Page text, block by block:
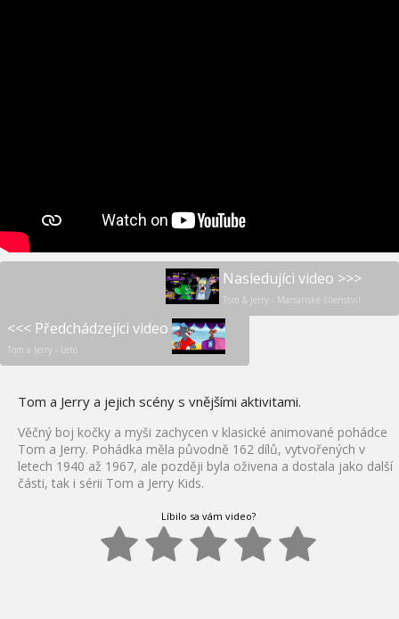
Nasledujíci video >>>
Tom & Jerry - Marťanské šílenství!
<<< Předchádzejíci video
Tom a Jerry - Leto
Tom a Jerry a jejich scény s vnějšími aktivitami.
Věčný boj kočky a myši zachycen v klasické animované pohádce
Tom a Jerry. Pohádka měla původně 162 dílů, vytvořených v
letech 1940 až 1967, ale později byla oživena a dostala jako další
části, tak i sérii Tom a Jerry Kids.
Líbilo sa vám video?